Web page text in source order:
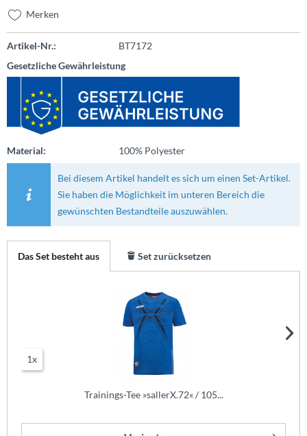
Merken
Artikel-Nr.:
BT7172
Gesetzliche Gewährleistung
Material: 100% Polyester
Bei diesem Artikel handelt es sich um einen Set-Artikel.
Sie haben die Möglichkeit im unteren Bereich die
gewünschten Bestandteile auszuwählen.
Das Set besteht aus Set zurücksetzen
1x
Trainings-Tee »sallerX.72« / 105...